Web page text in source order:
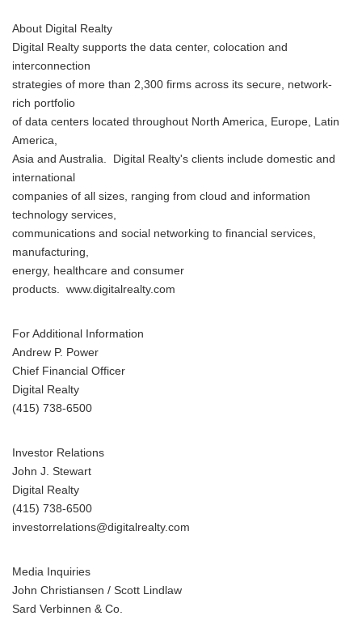
About Digital Realty
Digital Realty supports the data center, colocation and
interconnection
strategies of more than 2,300 firms across its secure, network-
rich portfolio
of data centers located throughout North America, Europe, Latin
America,
Asia and Australia. Digital Realty's clients include domestic and
international
companies of all sizes, ranging from cloud and information
technology services,
communications and social networking to financial services,
manufacturing,
energy, healthcare and consumer
products. www.digitalrealty.com
For Additional Information
Andrew P. Power
Chief Financial Officer
Digital Realty
(415) 738-6500
Investor Relations
John J. Stewart
Digital Realty
(415) 738-6500
investorrelations@digitalrealty.com
Media Inquiries
John Christiansen / Scott Lindlaw
Sard Verbinnen & Co.